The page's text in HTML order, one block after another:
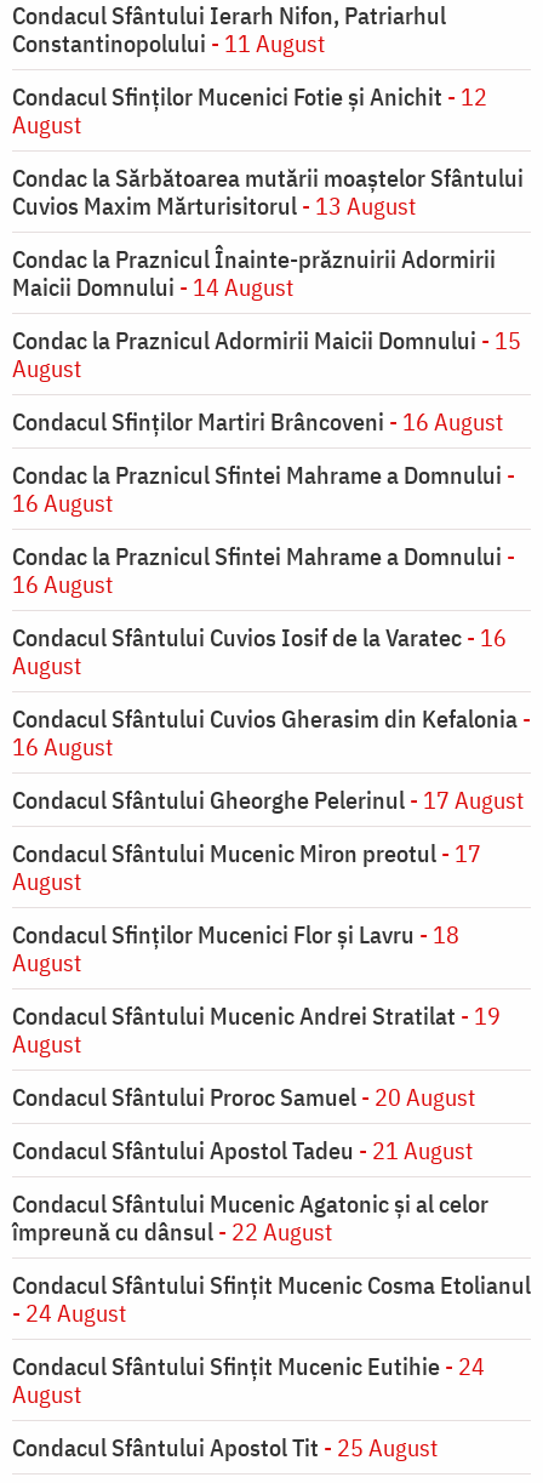
Condacul Sfântului Ierarh Nifon, Patriarhul
Constantinopolului - 11 August
Condacul Sfinţilor Mucenici Fotie şi Anichit - 12
August
Condac la Sărbătoarea mutării moaştelor Sfântului
Cuvios Maxim Mărturisitorul- 13 August
Condac la Praznicul Înainte-prăznuirii Adormirii
Maicii Domnului - 14 August
Condac la Praznicul Adormirii Maicii Domnului - 15
August
Condacul Sfinților Martiri Brâncoveni - 16 August
Condac la Praznicul Sfintei Mahrame a Domnului -
16 August
Condac la Praznicul Sfintei Mahrame a Domnului -
16 August
Condacul Sfântului Cuvios Iosif de la Varatec- 16
August
Condacul Sfântului Cuvios Gherasim din Kefalonia-
16 August
Condacul Sfântului Gheorghe Pelerinul- 17 August
Condacul Sfântului Mucenic Miron preotul- 17
August
Condacul Sfinţilor Mucenici Flor şi Lavru - 18
August
Condacul Sfântului Mucenic Andrei Stratilat - 19
August
Condacul Sfântului Proroc Samuel- 20 August
Condacul Sfântului Apostol Tadeu - 21 August
Condacul Sfântului Mucenic Agatonic şi al celor
împreună cu dânsul- 22 August
Condacul Sfântului Sfinţit Mucenic Cosma Etolianul
- 24 August
Condacul Sfântului Sfinţit Mucenic Eutihie- 24
August
Condacul Sfântului Apostol Tit - 25 August